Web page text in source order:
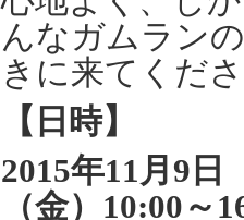
んなガムラン
きに来てくだ
【日時】
2015年11月9日
（金）10:00～